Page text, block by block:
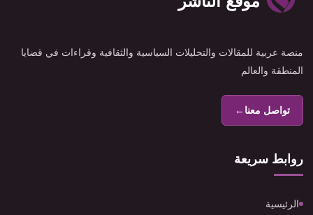
منصة عربية للمقالات والتحليلات السياسية والثقافية وقراءات في قضايا
المنطقة والعالم
تواصل معنا←
روابط سريعة
الرئيسية